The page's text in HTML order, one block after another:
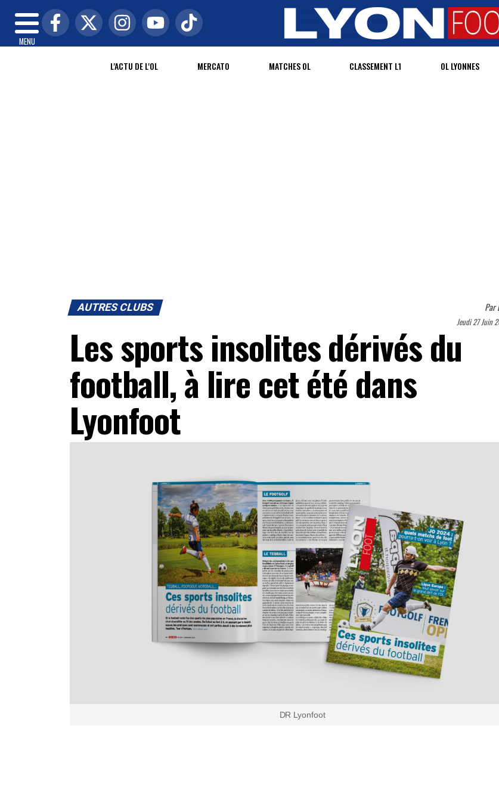
MENU
L'ACTU DE L'OL MERCATO MATCHES OL CLASSEMENT L1 OL LYONNES
AUTRES CLUBS Par
Jeudi 27 Juin
Les sports insolites dérivés du
football, à lire cet été dans
Lyonfoot
DR Lyonfoot